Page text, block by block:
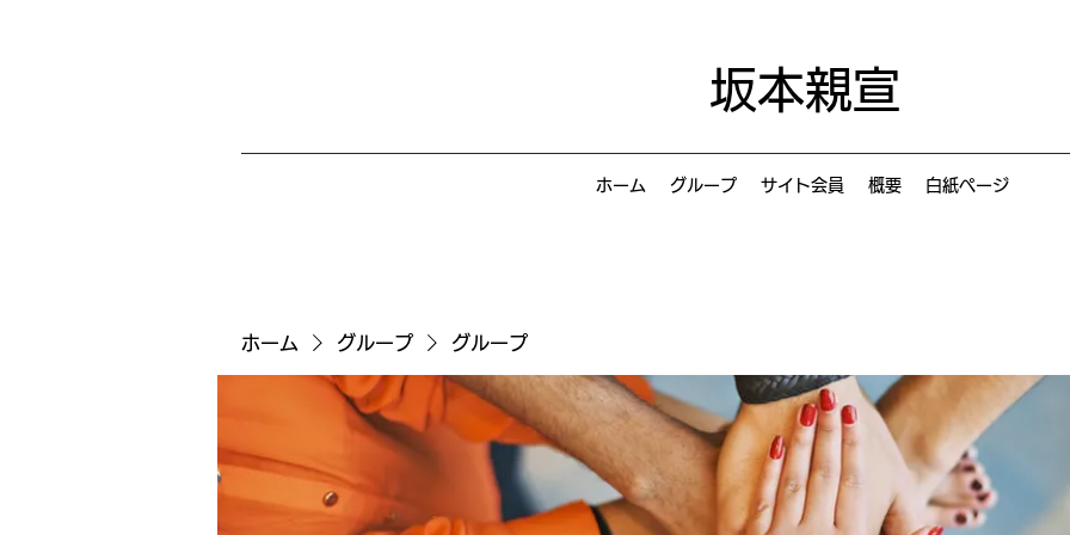
坂本親宣
ホーム グループ サイト会員 概要 白紙ページ
ホーム グループ グループ